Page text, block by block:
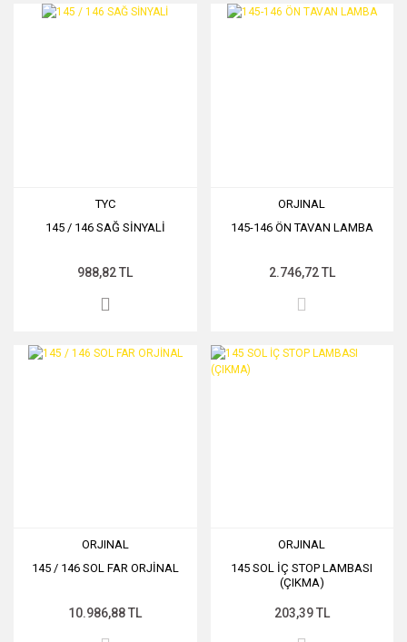
TYC
145 / 146 SAĞ SİNYALİ
988,82 TL
ORJINAL
145-146 ÖN TAVAN LAMBA
2.746,72 TL
ORJINAL
145 / 146 SOL FAR ORJİNAL
10.986,88 TL
ORJINAL
145 SOL İÇ STOP LAMBASI
(ÇIKMA)
203,39 TL